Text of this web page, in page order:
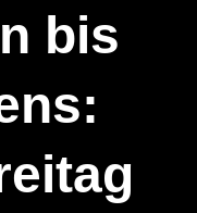
bis